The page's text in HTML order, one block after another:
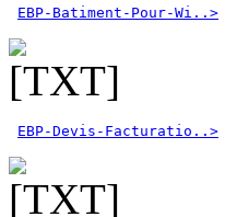
EBP-Batiment-Pour-Wi..>
EBP-Devis-Facturatio..>